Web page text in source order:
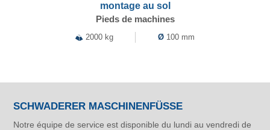
montage au sol
Pieds de machines
2000 kg Ø 100 mm
SCHWADERER MASCHINENFÜSSE
Notre équipe de service est disponible du lundi au vendredi de